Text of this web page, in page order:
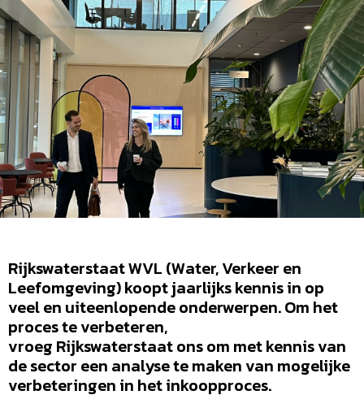
Rijkswaterstaat WVL (Water, Verkeer en
Leefomgeving) koopt jaarlijks kennis in op
veel en uiteenlopende onderwerpen. Om het
proces te verbeteren,
vroeg Rijkswaterstaat ons om met kennis van
de sector een analyse te maken van mogelijke
verbeteringen in het inkoopproces.